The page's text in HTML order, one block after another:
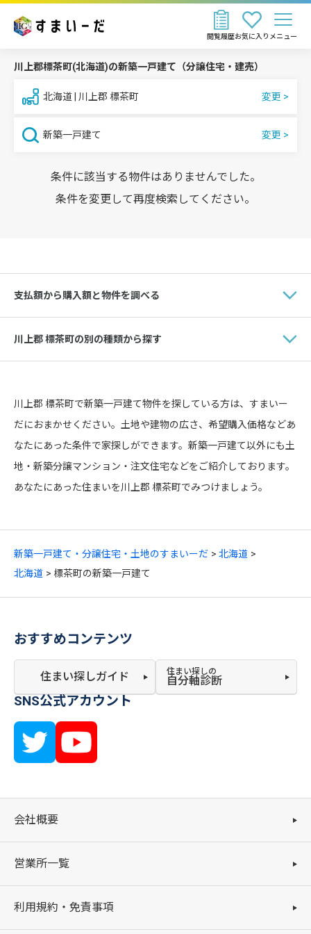
お気に入り
閲覧履歴 メニュー
新築一戸建て・分譲住宅・土地のすまいーだ
北海道
北海道
標茶町の新築一戸建て
川上郡標茶町(北海道)の新築一戸建て（分譲住宅・建売）
北海道 | 川上郡 標茶町
新築一戸建て
条件に該当する物件はありませんでした。
条件を変更して再度検索してください。
支払額から購入額と物件を調べる
川上郡 標茶町の別の種類から探す
川上郡 標茶町で新築一戸建て物件を探している方は、すまいー
だにおまかせください。土地や建物の広さ、希望購入価格などあ
なたにあった条件で家探しができます。新築一戸建て以外にも土
地・新築分譲マンション・注文住宅などをご紹介しております。
あなたにあった住まいを川上郡 標茶町でみつけましょう。
おすすめコンテンツ
住まい探しガイド 住まい探しの
自分軸診断
SNS公式アカウント
会社概要
営業所一覧
利用規約・免責事項